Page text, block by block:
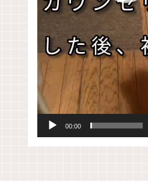
00:00